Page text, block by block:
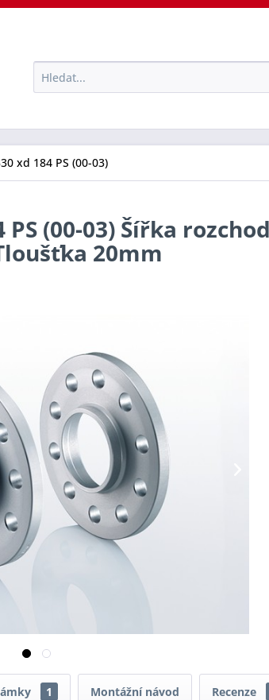
xd 184 PS (00-03)
PS (00-03) Šířka
20mm
1 Montážní návod Recenze